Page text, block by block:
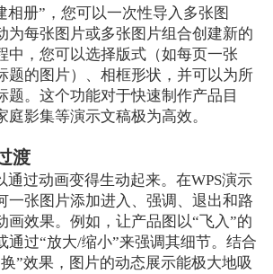
相册”，您可以一次性导入多张图
为每张图片或多张图片组合创建新的
中，您可以选择版式（如每页一张
题的图片）、相框形状，并可以为所
题。这个功能对于快速制作产品目
庭影集等演示文稿极为高效。
渡
通过动画变得生动起来。在WPS演示
一张图片添加进入、强调、退出和路
画效果。例如，让产品图以“飞入”的
通过“放大/缩小”来强调其细节。结合
”效果，图片的动态展示能极大地吸